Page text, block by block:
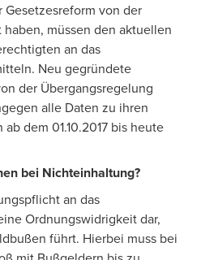
von der
müssen den aktuellen
an das
Neu gegründete
der Übergangsregelung
alle Daten zu ihren
dem 01.10.2017 bis heute
bei Nichteinhaltung?
an das
Ordnungswidrigkeit dar,
führt. Hierbei muss bei